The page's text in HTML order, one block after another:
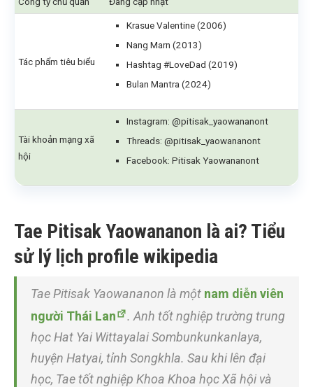
Tác phẩm tiêu biểu
Krasue Valentine (2006)
Nang Marn (2013)
Hashtag #LoveDad (2019)
Bulan Mantra (2024)
Tài khoản mạng xã
hội
Instagram: @pitisak_yaowananont
Threads: @pitisak_yaowananont
Facebook: Pitisak Yaowananont
Tae Pitisak Yaowananon là ai? Tiểu
sử lý lịch profile wikipedia
Tae Pitisak Yaowananon là một nam diễn viên
người Thái Lan
. Anh tốt nghiệp trường trung
học Hat Yai Wittayalai Sombunkunkanlaya,
huyện Hatyai, tỉnh Songkhla. Sau khi lên đại
học, Tae tốt nghiệp Khoa Khoa học Xã hội và